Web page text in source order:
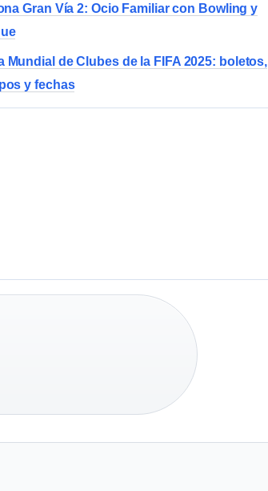
Gran Vía 2: Ocio Familiar con Bowling y
Mundial de Clubes de la FIFA 2025: boletos,
y fechas